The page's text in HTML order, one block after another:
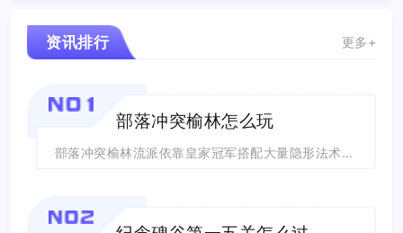
资讯排行 更多+
NO1
部落冲突榆林怎么玩
部落冲突榆林流派依靠皇家冠军搭配大量隐形法术完成前戏破核，再用龙骑与火龙主力部队...
NO2